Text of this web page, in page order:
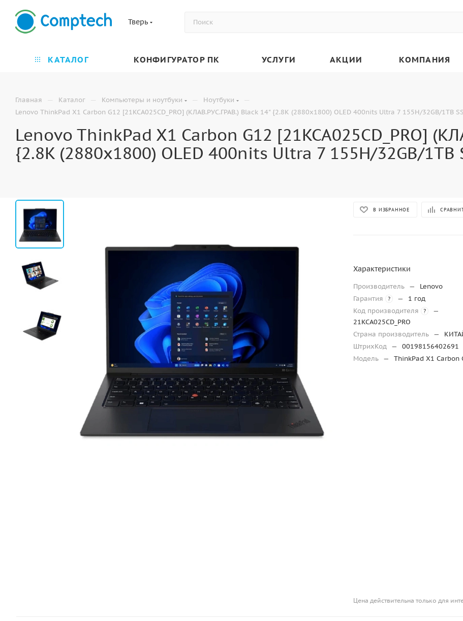
Тверь
КАТАЛОГ КОНФИГУРАТОР ПК УСЛУГИ АКЦИИ КОМПАНИЯ
Главная — Каталог — Компьютеры и ноутбуки — Ноутбуки —
Lenovo ThinkPad X1 Carbon G12 [21KCA025CD_PRO] (КЛАВ.РУС.ГРАВ.) Black 14" {2.8K (2880x1800) OLED 400nits Ultra 7 155H/32GB/1TB
Lenovo ThinkPad X1 Carbon G12 [21KCA025CD_PRO]
{2.8K (2880x1800) OLED 400nits Ultra 7 155H/32GB/1TB
В ИЗБРАННОЕ
Характеристики
Производитель —
Lenovo
Гарантия
? —
1 год
Код производителя
?
—
21KCA025CD_PRO
Страна производитель —
ШтрихКод —
00198156402691
Модель — ThinkPad X1 Carbon
Цена действительна только для